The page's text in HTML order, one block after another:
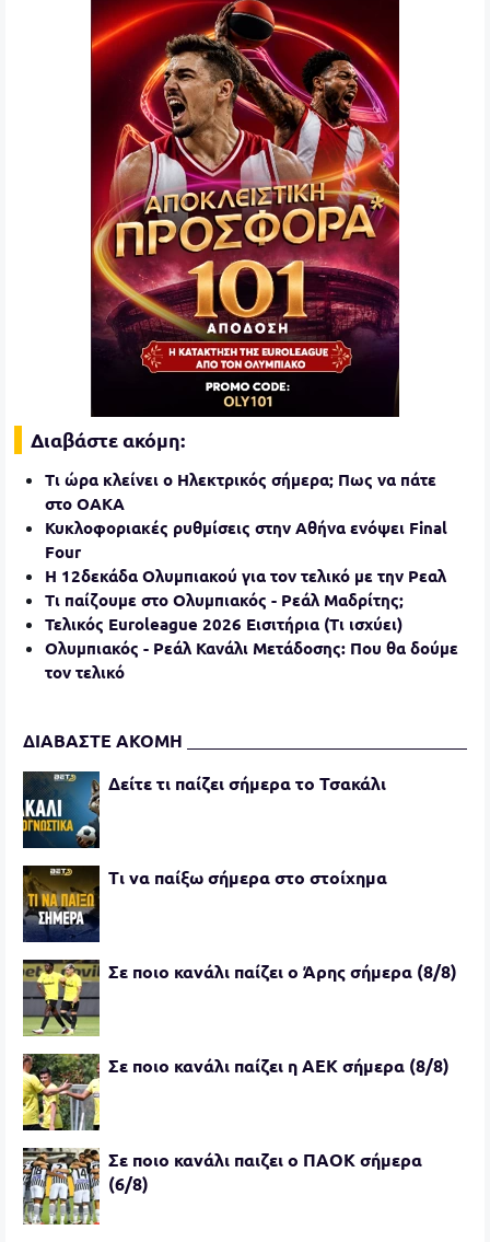
Διαβάστε ακόμη:
Τι ώρα κλείνει ο Ηλεκτρικός σήμερα; Πως να πάτε
στο ΟΑΚΑ
Κυκλοφοριακές ρυθμίσεις στην Αθήνα ενόψει Final
Four
Η 12δεκάδα Ολυμπιακού για τον τελικό με την Ρεαλ
Τι παίζουμε στο Ολυμπιακός - Ρεάλ Μαδρίτης;
Τελικός Euroleague 2026 Εισιτήρια (Τι ισχύει)
Ολυμπιακός - Ρεάλ Κανάλι Μετάδοσης: Που θα δούμε
τον τελικό
ΔΙΑΒΑΣΤΕ ΑΚΟΜΗ
Δείτε τι παίζει σήμερα το Τσακάλι
Τι να παίξω σήμερα στο στοίχημα
Σε ποιο κανάλι παίζει ο Άρης σήμερα (8/8)
Σε ποιο κανάλι παίζει η ΑΕΚ σήμερα (8/8)
Σε ποιο κανάλι παιζει ο ΠΑΟΚ σήμερα
(6/8)